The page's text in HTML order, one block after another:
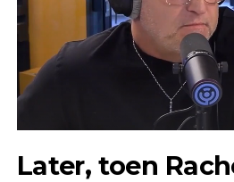
Later, toen